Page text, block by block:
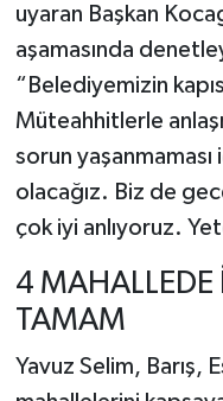
uyaran Başkan
aşamasında
“Belediyemizin
Müteahhitlerle
sorun
olacağız. Biz de
çok iyi anlıyoruz.
4 MAHALLEDE
TAMAM
Yavuz Selim, Barış,